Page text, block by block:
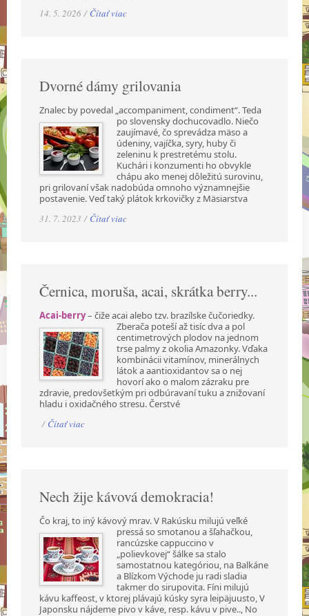
14. 5. 2026 / Čítať viac
Dvorné dámy grilovania
Znalec by povedal „accompaniment, condiment“. Teda
po slovensky dochucovadlo. Niečo
zaujímavé, čo sprevádza mäso a
údeniny, vajíčka, syry, huby či
zeleninu k prestretému stolu.
Kuchári i konzumenti ho obvykle
chápu ako menej dôležitú surovinu,
pri grilovaní však nadobúda omnoho významnejšie
postavenie. Veď taký plátok krkovičky z Mäsiarstva
31. 7. 2023 / Čítať viac
Černica, moruša, acai, skrátka berry...
Acai-berry– čiže acai alebo tzv. brazílske čučoriedky.
Zberača poteší až tisíc dva a pol
centimetrových plodov na jednom
trse palmy z okolia Amazonky. Vďaka
kombinácii vitamínov, minerálnych
látok a aantioxidantov sa o nej
hovorí ako o malom zázraku pre
zdravie, predovšetkým pri odbúravaní tuku a znižovaní
hladu i oxidačného stresu. Čerstvé
/ Čítať viac
Nech žije kávová demokracia!
Čo kraj, to iný kávový mrav. V Rakúsku milujú veľké
pressá so smotanou a šľahačkou,
rancúzske cappuccino v
„polievkovej“ šálke sa stalo
samostatnou kategóriou, na Balkáne
a Blízkom Východe ju radi sladia
takmer do sirupovita. Fíni milujú
kávu kaffeost, v ktorej plávajú kúsky syra leipäjuusto, V
Japonsku nájdeme pivo v káve, resp. kávu v pive.., No